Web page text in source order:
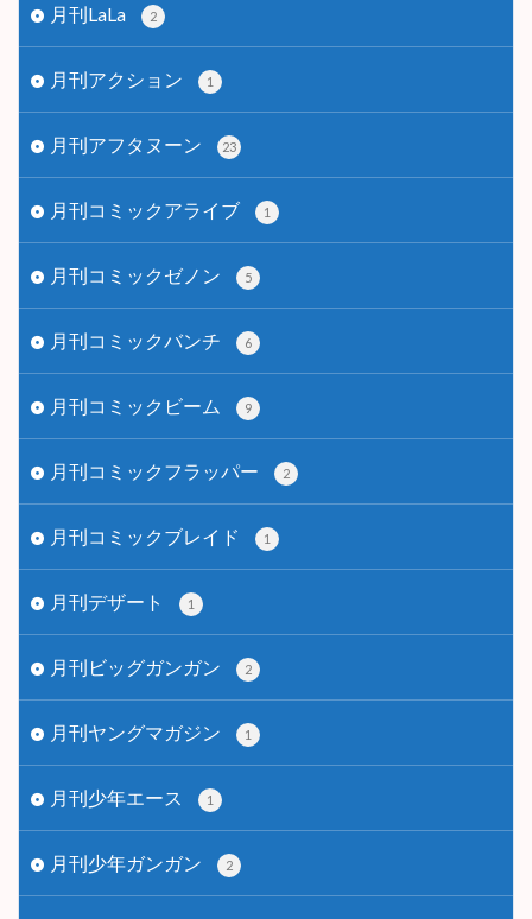
月刊LaLa 2
月刊アクション 1
月刊アフタヌーン 23
月刊コミックアライブ 1
月刊コミックゼノン 5
月刊コミックバンチ 6
月刊コミックビーム 9
月刊コミックフラッパー 2
月刊コミックブレイド 1
月刊デザート 1
月刊ビッグガンガン 2
月刊ヤングマガジン 1
月刊少年エース 1
月刊少年ガンガン 2